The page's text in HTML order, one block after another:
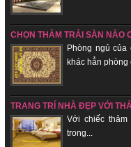
CHỌN THẢM TRẢI SÀN NÀO
Phòng ngủ của
khác hẳn phòng
TRANG TRÍ NHÀ ĐẸP VỚI
Với chiếc
trong...